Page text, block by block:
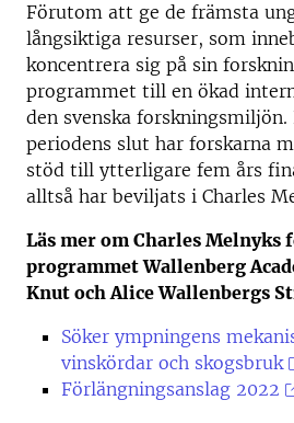
Förutom att ge de främsta
långsiktiga resurser, som
koncentrera sig på sin
programmet till en ökad
den svenska
periodens slut har forskarna
stöd till ytterligare fem års
alltså har beviljats i Charles
Läs mer om Charles Melnyks
programmet Wallenberg
Knut och Alice Wallenbergs
Söker ympningens
vinskördar och skogsbruk
Förlängningsanslag 2022